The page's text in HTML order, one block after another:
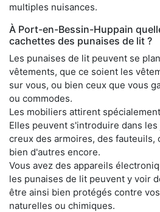
multiples nuisances.
À Port-en-Bessin-Huppain
cachettes des punaises de lit ?
Les punaises de lit peuvent se
vêtements, que ce soient les
sur vous, ou bien ceux que vous
ou commodes.
Les mobiliers attirent
Elles peuvent s'introduire dans
creux des armoires, des fauteuils,
bien d'autres encore.
Vous avez des appareils
les punaises de lit peuvent y voir
être ainsi bien protégés contre
naturelles ou chimiques.